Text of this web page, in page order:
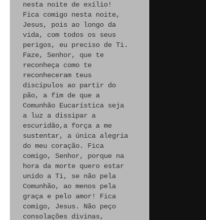
nesta noite de exílio!
Fica comigo nesta noite,
Jesus, pois ao longo da
vida, com todos os seus
perigos, eu preciso de Ti.
Faze, Senhor, que te
reconheça como te
reconheceram teus
discípulos ao partir do
pão, a fim de que a
Comunhão Eucarística seja
a luz a dissipar a
escuridão,a força a me
sustentar, a única alegria
do meu coração. Fica
comigo, Senhor, porque na
hora da morte quero estar
unido a Ti, se não pela
Comunhão, ao menos pela
graça e pelo amor! Fica
comigo, Jesus. Não peço
consolações divinas,